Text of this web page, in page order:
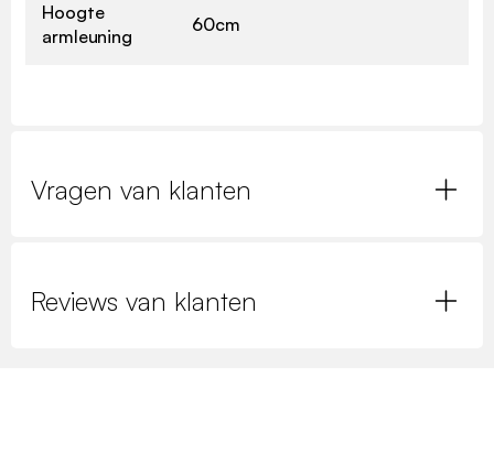
Hoogte
armleuning
60cm
Vragen van klanten
Reviews van klanten